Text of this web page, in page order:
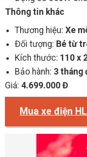
Thông tin khác
Thương hiệu: Xe
Đối tượng: Bé từ
Kích thước: 110 x
Bảo hành: 3 tháng
Giá: 4.699.000 Đ
Mua xe điện